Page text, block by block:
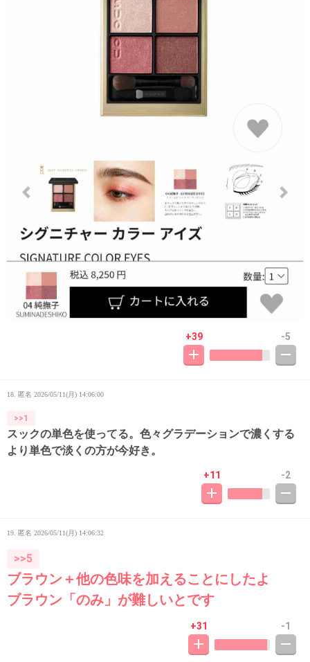
+39 -5
18. 匿名 2026/05/11(月) 14:06:00
>>1
スックの単色を使ってる。色々グラデーションで濃くする
より単色で淡くの方が今好き。
+11 -2
19. 匿名 2026/05/11(月) 14:06:32
>>5
ブラウン＋他の色味を加えることにしたよ
ブラウン「のみ」が難しいとです
+31 -1